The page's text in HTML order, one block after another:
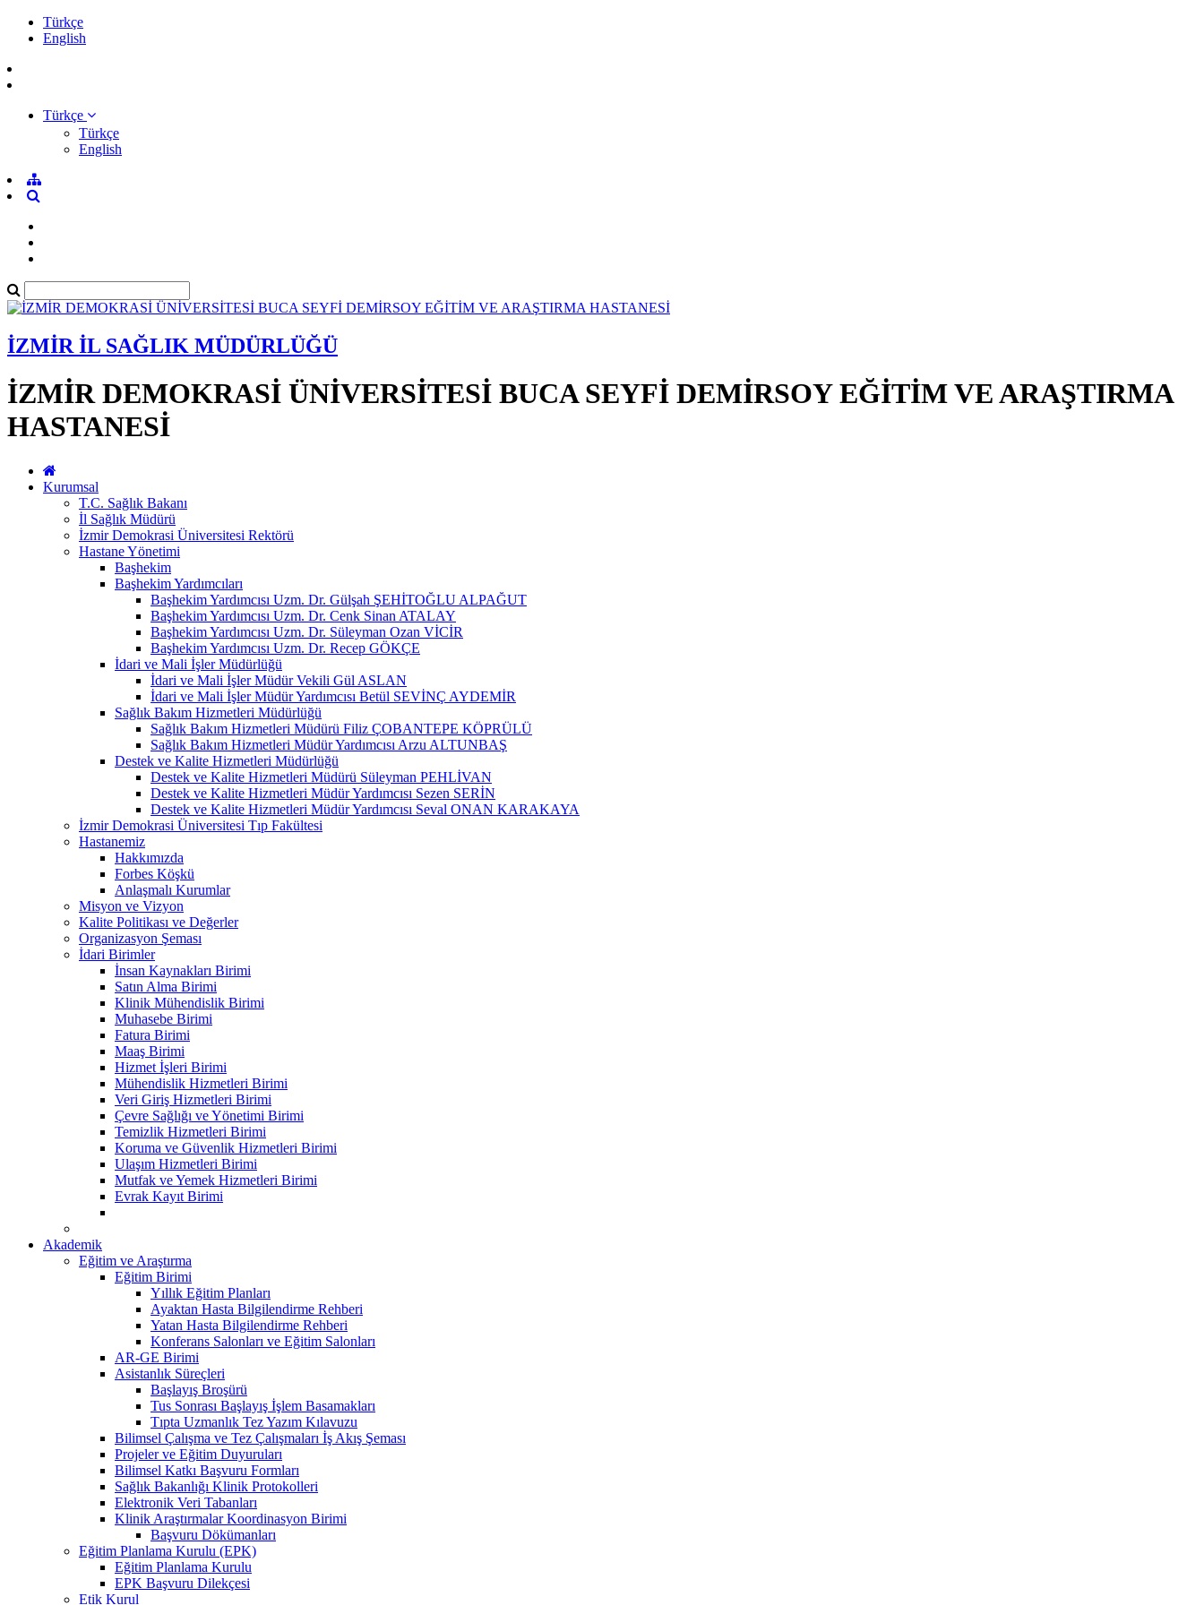
Türkçe
English
Türkçe
Türkçe
English
İZMİR İL SAĞLIK MÜDÜRLÜĞÜ
İZMİR DEMOKRASİ ÜNİVERSİTESİ BUCA SEYFİ DEMİRSOY EĞİTİM VE ARAŞTIRMA
HASTANESİ
Kurumsal
T.C. Sağlık Bakanı
İl Sağlık Müdürü
İzmir Demokrasi Üniversitesi Rektörü
Hastane Yönetimi
Başhekim
Başhekim Yardımcıları
Başhekim Yardımcısı Uzm. Dr. Gülşah ŞEHİTOĞLU ALPAĞUT
Başhekim Yardımcısı Uzm. Dr. Cenk Sinan ATALAY
Başhekim Yardımcısı Uzm. Dr. Süleyman Ozan VİCİR
Başhekim Yardımcısı Uzm. Dr. Recep GÖKÇE
İdari ve Mali İşler Müdürlüğü
İdari ve Mali İşler Müdür Vekili Gül ASLAN
İdari ve Mali İşler Müdür Yardımcısı Betül SEVİNÇ AYDEMİR
Sağlık Bakım Hizmetleri Müdürlüğü
Sağlık Bakım Hizmetleri Müdürü Filiz ÇOBANTEPE KÖPRÜLÜ
Sağlık Bakım Hizmetleri Müdür Yardımcısı Arzu ALTUNBAŞ
Destek ve Kalite Hizmetleri Müdürlüğü
Destek ve Kalite Hizmetleri Müdürü Süleyman PEHLİVAN
Destek ve Kalite Hizmetleri Müdür Yardımcısı Sezen SERİN
Destek ve Kalite Hizmetleri Müdür Yardımcısı Seval ONAN KARAKAYA
İzmir Demokrasi Üniversitesi Tıp Fakültesi
Hastanemiz
Hakkımızda
Forbes Köşkü
Anlaşmalı Kurumlar
Misyon ve Vizyon
Kalite Politikası ve Değerler
Organizasyon Şeması
İdari Birimler
İnsan Kaynakları Birimi
Satın Alma Birimi
Klinik Mühendislik Birimi
Muhasebe Birimi
Fatura Birimi
Maaş Birimi
Hizmet İşleri Birimi
Mühendislik Hizmetleri Birimi
Veri Giriş Hizmetleri Birimi
Çevre Sağlığı ve Yönetimi Birimi
Temizlik Hizmetleri Birimi
Koruma ve Güvenlik Hizmetleri Birimi
Ulaşım Hizmetleri Birimi
Mutfak ve Yemek Hizmetleri Birimi
Evrak Kayıt Birimi
Akademik
Eğitim ve Araştırma
Eğitim Birimi
Yıllık Eğitim Planları
Ayaktan Hasta Bilgilendirme Rehberi
Yatan Hasta Bilgilendirme Rehberi
Konferans Salonları ve Eğitim Salonları
AR-GE Birimi
Asistanlık Süreçleri
Başlayış Broşürü
Tus Sonrası Başlayış İşlem Basamakları
Tıpta Uzmanlık Tez Yazım Kılavuzu
Bilimsel Çalışma ve Tez Çalışmaları İş Akış Şeması
Projeler ve Eğitim Duyuruları
Bilimsel Katkı Başvuru Formları
Sağlık Bakanlığı Klinik Protokolleri
Elektronik Veri Tabanları
Klinik Araştırmalar Koordinasyon Birimi
Başvuru Dökümanları
Eğitim Planlama Kurulu (EPK)
Eğitim Planlama Kurulu
EPK Başvuru Dilekçesi
Etik Kurul